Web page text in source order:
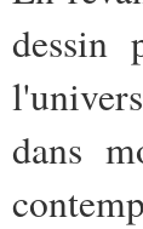
dessin
dans